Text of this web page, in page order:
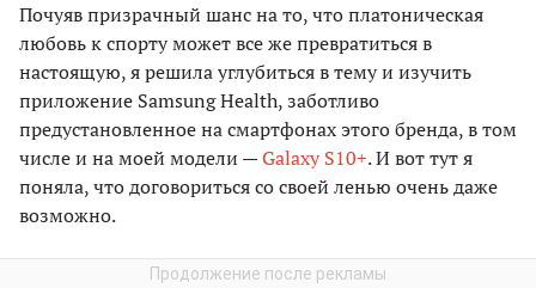
Почуяв призрачный шанс на то, что платоническая
любовь к спорту может все же превратиться в
настоящую, я решила углубиться в тему и изучить
приложение Samsung Health, заботливо
предустановленное на смартфонах этого бренда, в том
числе и на моей модели —Galaxy S10+. И вот тут я
поняла, что договориться со своей ленью очень даже
возможно.